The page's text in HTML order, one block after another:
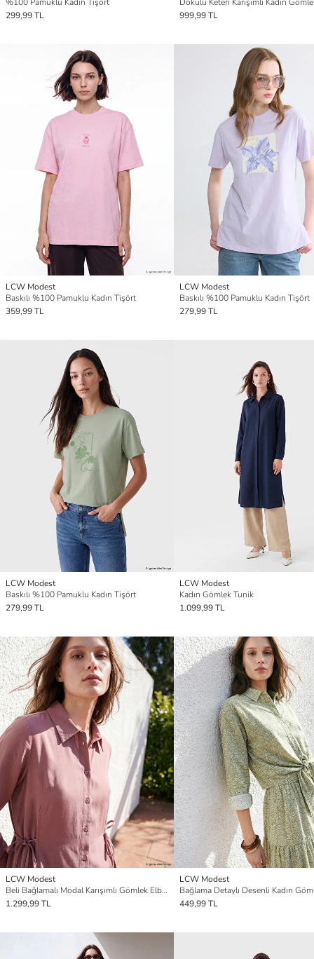
299,99 TL
999,99 TL
LCW Modest
Baskılı %100 Pamuklu Kadın Tişört
359,99 TL
LCW Modest
Baskılı %100 Pamuklu Kadın Tişört
279,99 TL
LCW Modest
Baskılı %100 Pamuklu Kadın Tişört
279,99 TL
LCW Modest
Kadın Gömlek Tunik
1.099,99 TL
LCW Modest
Beli Bağlamalı Modal Karışımlı Gömlek Elbise
1.299,99 TL
LCW Modest
Bağlama Detaylı Desenli Kadın
449,99 TL